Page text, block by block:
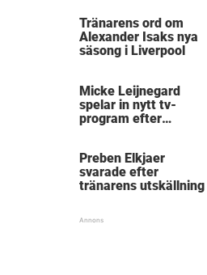
Tränarens ord om
Alexander Isaks nya
säsong i Liverpool
Micke Leijnegard
spelar in nytt tv-
program efter
Preben Elkjaer
svarade efter
tränarens utskällning